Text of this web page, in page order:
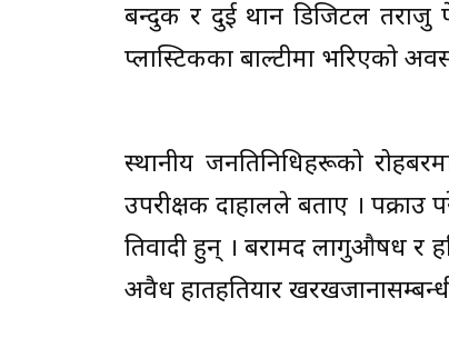
बन्दुक र दुई थान डिजिटल तराजु
प्लास्टिकका बाल्टीमा भरिएको
स्थानीय जनप्रतिनिधिहरूको
उपरीक्षक दाहालले बताए ।
प्रतिवादी हुन् । बरामद लागुऔषध र
अवैध हातहतियार खरखजानासम्बन्धी